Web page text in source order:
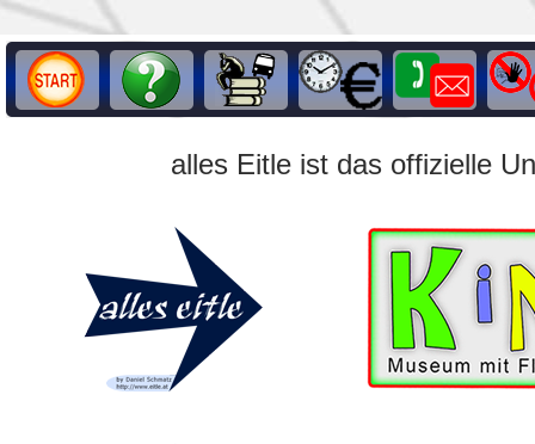
alles Eitle ist das offizielle